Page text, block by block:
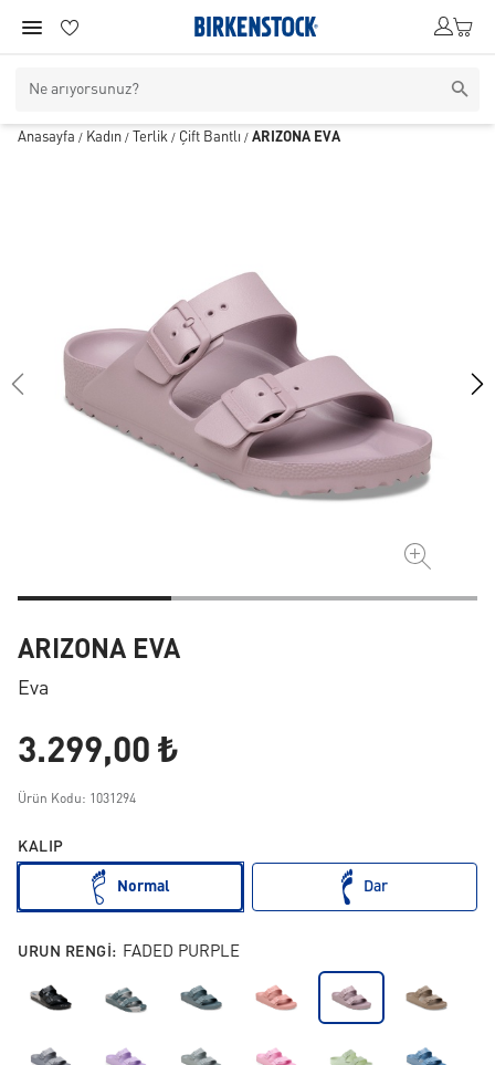
Anasayfa / Kadın / Terlik / Çift Bantlı / ARIZONA EVA
ARIZONA EVA
Eva
3.299,00 ₺
Ürün Kodu: 1031294
KALIP
Normal Dar
URUN RENGI: FADED PURPLE